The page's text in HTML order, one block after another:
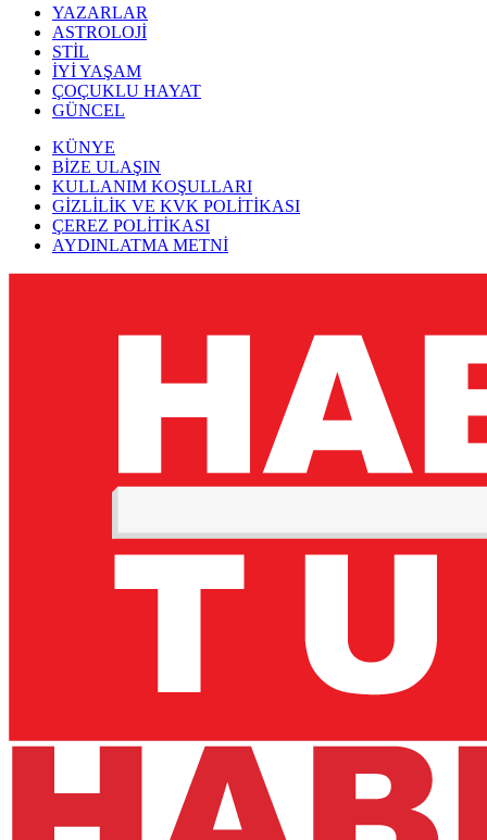
YAZARLAR
ASTROLOJİ
STİL
İYİ YAŞAM
ÇOÇUKLU HAYAT
GÜNCEL
KÜNYE
BİZE ULAŞIN
KULLANIM KOŞULLARI
GİZLİLİK VE KVK POLİTİKASI
ÇEREZ POLİTİKASI
AYDINLATMA METNİ